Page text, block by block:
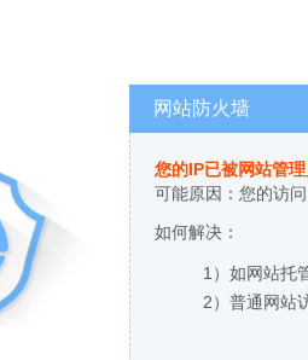
网站防火墙
您的IP已被网站管
可能原因：您的访
如何解决：
1）如网站托
2）普通网站